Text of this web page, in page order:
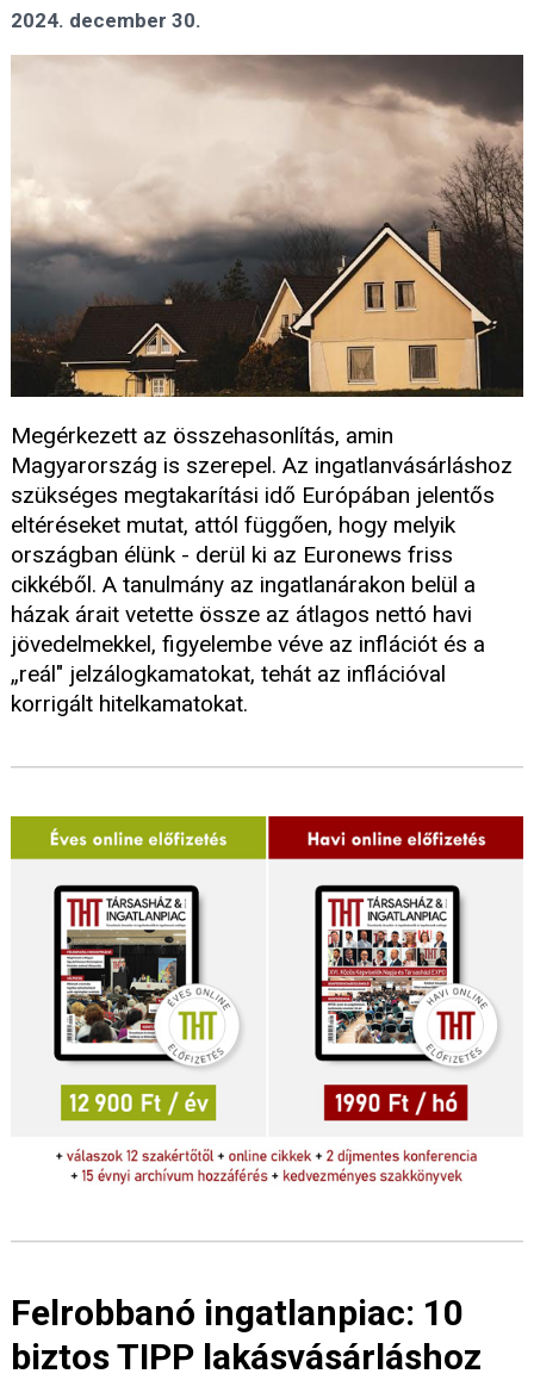
2024. december 30.
Megérkezett az összehasonlítás, amin
Magyarország is szerepel. Az ingatlanvásárláshoz
szükséges megtakarítási idő Európában jelentős
eltéréseket mutat, attól függően, hogy melyik
országban élünk - derül ki az Euronews friss
cikkéből. A tanulmány az ingatlanárakon belül a
házak árait vetette össze az átlagos nettó havi
jövedelmekkel, figyelembe véve az inflációt és a
„reál" jelzálogkamatokat, tehát az inflációval
korrigált hitelkamatokat.
Felrobbanó ingatlanpiac: 10
biztos TIPP lakásvásárláshoz